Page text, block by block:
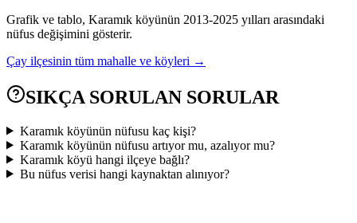
Grafik ve tablo, Karamık köyünün 2013-2025 yılları arasındaki
nüfus değişimini gösterir.
Çay ilçesinin tüm mahalle ve köyleri →
SIKÇA SORULAN SORULAR
Karamık köyünün nüfusu kaç kişi?
Karamık köyünün nüfusu artıyor mu, azalıyor mu?
Karamık köyü hangi ilçeye bağlı?
Bu nüfus verisi hangi kaynaktan alınıyor?